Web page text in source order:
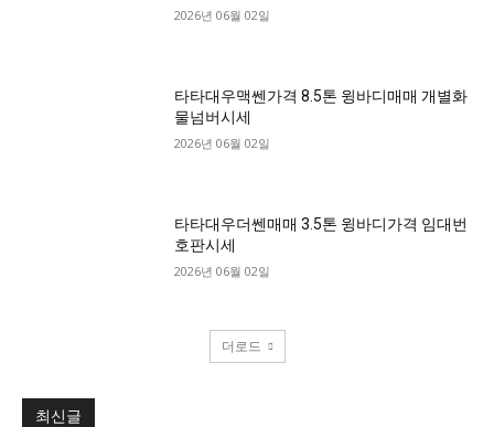
2026년 06월 02일
타타대우맥쎈가격 8.5톤 윙바디매매 개별화
물넘버시세
2026년 06월 02일
타타대우더쎈매매 3.5톤 윙바디가격 임대번
호판시세
2026년 06월 02일
더로드
최신글